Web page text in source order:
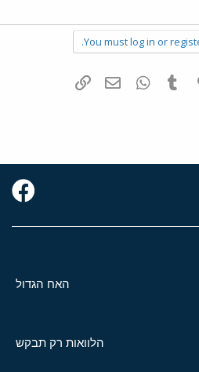
You must log in or
Pinterest
Tumblr
WhatsAppדואר אלקטרוני
האח הגדול
הלוואות רק תבקש